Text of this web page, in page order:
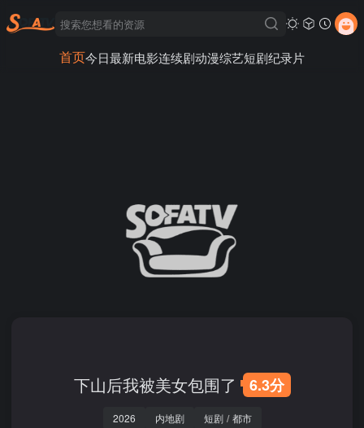
首页今日最新电影连续剧动漫综艺短剧纪录片
下山后我被美女包围了 6.3分
2026 内地剧 短剧 / 都市